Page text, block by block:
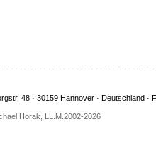
48 · 30159 Hannover · Deutschland ·
Horak, LL.M.2002-2026